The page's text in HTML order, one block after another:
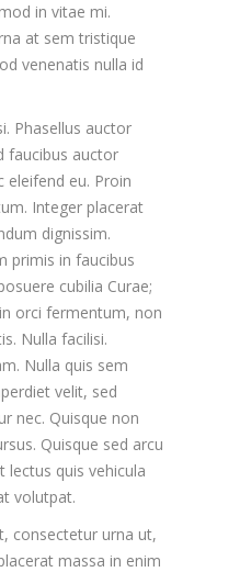
in vitae mi.
at sem tristique
venenatis nulla id
Phasellus auctor
faucibus auctor
eleifend eu. Proin
Integer placerat
dignissim.
primis in faucibus
cubilia Curae;
orci fermentum, non
Nulla facilisi.
Nulla quis sem
velit, sed
nec. Quisque non
Quisque sed arcu
lectus quis vehicula
volutpat.
consectetur urna ut,
massa in enim